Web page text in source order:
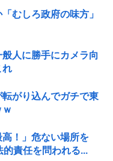
むしろ政府の味方」
人に勝手にカメラ向
れ
転がり込んでガチで東
！」危ない場所を
責任を問われる...